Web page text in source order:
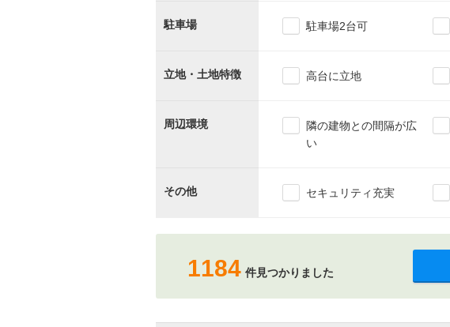
駐車場 駐車場2台可
立地・土地特徴 高台に立地
周辺環境
隣の建物との間隔が広
い
その他 セキュリティ充実
1184 件見つかりました